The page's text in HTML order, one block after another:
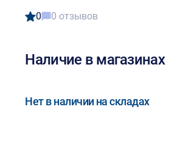
0 0 отзывов
Наличие в магазинах
Нет в наличии на складах